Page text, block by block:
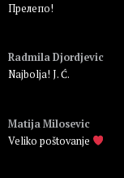
Прелепо!
Radmila Djordjevic
Najbolja! J. Ć.
Matija Milosevic
Veliko poštovanje